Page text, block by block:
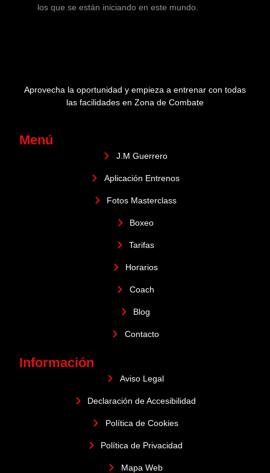
los que se están iniciando en este mundo.
Aprovecha la oportunidad y empieza a entrenar con todas
las facilidades en Zona de Combate
Menú
J.M Guerrero
Aplicación Entrenos
Fotos Masterclass
Boxeo
Tarifas
Horarios
Coach
Blog
Contacto
Información
Aviso Legal
Declaración de Accesibilidad
Política de Cookies
Política de Privacidad
Mapa Web